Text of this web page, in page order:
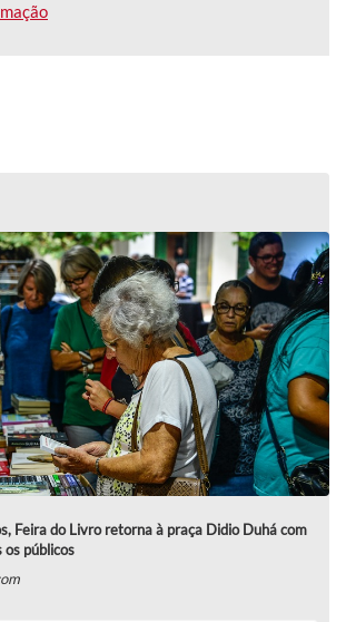
Feira do Livro retorna à praça Didio Duhá com
públicos